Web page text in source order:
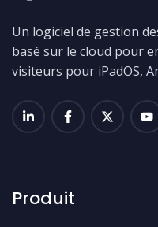
Un logiciel de gestion
basé sur le cloud pour
visiteurs pour iPadOS,
Produit